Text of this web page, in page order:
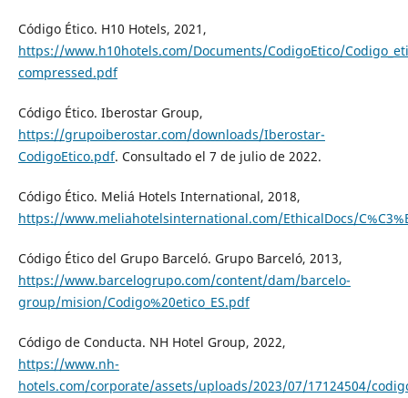
Código Ético. H10 Hotels, 2021,
https://www.h10hotels.com/Documents/CodigoEtico/
compressed.pdf
Código Ético. Iberostar Group,
https://grupoiberostar.com/downloads/Iberostar-
CodigoEtico.pdf. Consultado el 7 de julio de 2022.
Código Ético. Meliá Hotels International, 2018,
https://www.meliahotelsinternational.com/EthicalDocs/
Código Ético del Grupo Barceló. Grupo Barceló, 2013,
https://www.barcelogrupo.com/content/dam/barcelo-
group/mision/Codigo%20etico_ES.pdf
Código de Conducta. NH Hotel Group, 2022,
https://www.nh-
hotels.com/corporate/assets/uploads/2023/07/17124504/